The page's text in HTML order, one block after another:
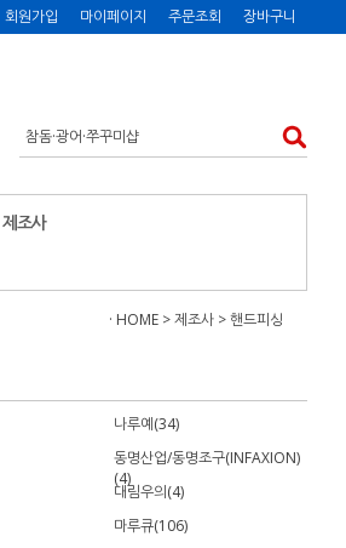
회원가입 마이페이지 주문조회 장바구니
제조사
· HOME >제조사 >핸드피싱
나루예(34)
동명산업/동명조구(INFAXION)
(4)
대림우의(4)
마루큐(106)